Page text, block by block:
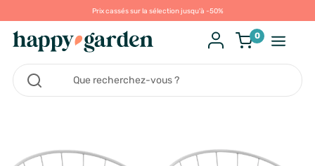
Prix cassés sur la sélection jusqu'à -50%
0